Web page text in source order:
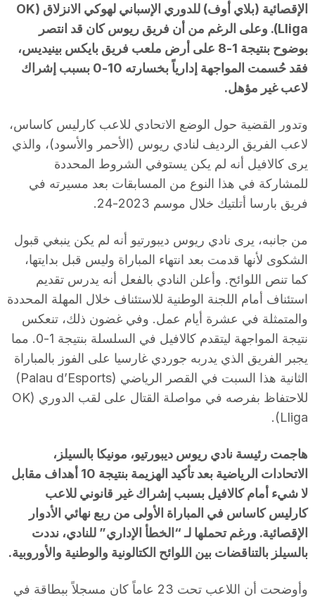
الإقصائية (بلاي أوف) للدوري الإسباني لهوكي الانزلاق (OK
Lliga). وعلى الرغم من أن فريق ريوس كان قد انتصر
بوضوح بنتيجة 1-8 على أرض ملعب فريق بايكس بينيديس،
فقد حُسمت المواجهة إدارياً بخسارته 10-0 بسبب إشراك
لاعب غير مؤهل.
وتدور القضية حول الوضع الاتحادي للاعب كارليس كاساس،
لاعب الفريق الرديف لنادي ريوس (الأحمر والأسود)، والذي
يرى كالافيل أنه لم يكن يستوفي الشروط المحددة
للمشاركة في هذا النوع من المسابقات بعد مسيرته في
فريق بارسا أتلتيك خلال موسم 2023-24.
من جانبه، يرى نادي ريوس ديبورتيو أنه لم يكن ينبغي قبول
الشكوى لأنها قدمت بعد انتهاء المباراة وليس قبل بدايتها،
كما تنص اللوائح. وأعلن النادي بالفعل أنه يدرس تقديم
استئناف أمام اللجنة الوطنية للاستئناف خلال المهلة المحددة
والمتمثلة في عشرة أيام عمل. وفي غضون ذلك، تنعكس
نتيجة المواجهة ليتقدم كالافيل في السلسلة بنتيجة 1-0. مما
يجبر الفريق الذي يدربه جوردي غارسيا على الفوز بالمباراة
الثانية هذا السبت في القصر الرياضي (Palau d’Esports)
للاحتفاظ بفرصه في مواصلة القتال على لقب الدوري (OK
Lliga).
هاجمت رئيسة نادي ريوس ديبورتيو، مونيكا بالسيلز،
الاتحادات الرياضية بعد تأكيد الهزيمة بنتيجة 10 أهداف مقابل
لا شيء أمام كالافيل بسبب إشراك غير قانوني للاعب
كارليس كاساس في المباراة الأولى من ربع نهائي الأدوار
الإقصائية. ورغم تحملها لـ “الخطأ الإداري” للنادي، نددت
بالسيلز بالتناقضات بين اللوائح الكتالونية والوطنية والأوروبية.
وأوضحت أن اللاعب تحت 23 عاماً كان مسجلاً ببطاقة في